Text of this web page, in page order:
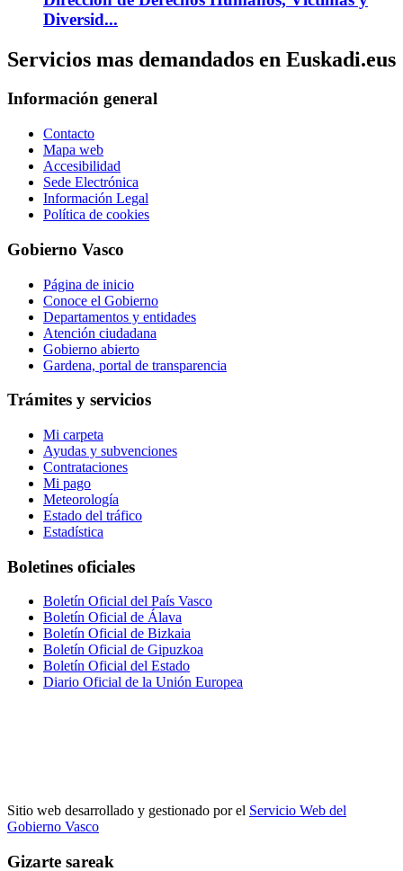
Diversid...
Servicios mas demandados en Euskadi.eus
Información general
Contacto
Mapa web
Accesibilidad
Sede Electrónica
Información Legal
Política de cookies
Gobierno Vasco
Página de inicio
Conoce el Gobierno
Departamentos y entidades
Atención ciudadana
Gobierno abierto
Gardena, portal de transparencia
Trámites y servicios
Mi carpeta
Ayudas y subvenciones
Contrataciones
Mi pago
Meteorología
Estado del tráfico
Estadística
Boletines oficiales
Boletín Oficial del País Vasco
Boletín Oficial de Álava
Boletín Oficial de Bizkaia
Boletín Oficial de Gipuzkoa
Boletín Oficial del Estado
Diario Oficial de la Unión Europea
Sitio web desarrollado y gestionado por el Servicio Web del
Gobierno Vasco
Gizarte sareak